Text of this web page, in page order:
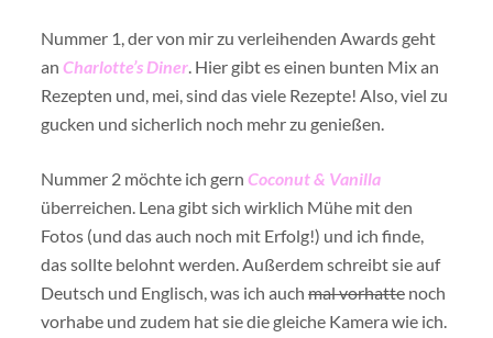
Nummer 1, der von mir zu verleihenden Awards geht
an Charlotte’s Diner. Hier gibt es einen bunten Mix an
Rezepten und, mei, sind das viele Rezepte! Also, viel zu
gucken und sicherlich noch mehr zu genießen.
Nummer 2 möchte ich gern Coconut & Vanilla
überreichen. Lena gibt sich wirklich Mühe mit den
Fotos (und das auch noch mit Erfolg!) und ich finde,
das sollte belohnt werden. Außerdem schreibt sie auf
Deutsch und Englisch, was ich auch mal vorhatte noch
vorhabe und zudem hat sie die gleiche Kamera wie ich.